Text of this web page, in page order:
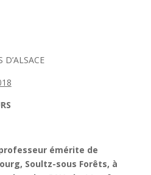
D’ALSACE
seur émérite de
Soultz-sous­ Forêts, à